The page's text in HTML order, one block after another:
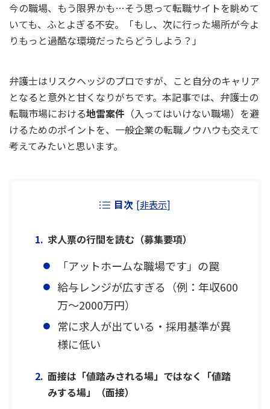
今の職場、もう限界かも…そう思って転職サイトを眺めて
いても、ふとよぎる不安。「もし、次に行った場所が今よ
りもっと過酷な環境だったらどうしよう？」
弁護士はリスクヘッジのプロですが、こと自分のキャリア
となると意外と甘くなりがちです。本記事では、弁護士の
転職市場における地雷案件 （入ってはいけない職場）を避
けるためのポイントを、一般企業の転職ノウハウも交えて
考えてみたいと思います。
目次 [非表示]
求人票の行間を読む（募集要項）
「アットホームな職場です」の罠
給与レンジが広すぎる（例：年収600
万〜2000万円）
常に求人が出ている・採用基準が異
様に低い
面接は「値踏みされる場」ではなく「値踏
みする場」（面接）